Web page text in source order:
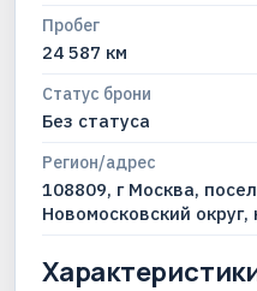
Пробег
24 587 км
Статус брони
Без статуса
Регион/адрес
108809, г Москва,
Новомосковский округ,